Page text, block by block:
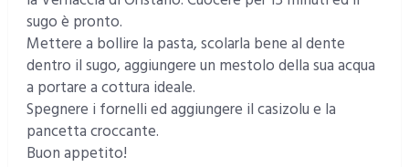
sugo è pronto.
Mettere a bollire la pasta, scolarla bene al dente
dentro il sugo, aggiungere un mestolo della sua acqua
a portare a cottura ideale.
Spegnere i fornelli ed aggiungere il casizolu e la
pancetta croccante.
Buon appetito!